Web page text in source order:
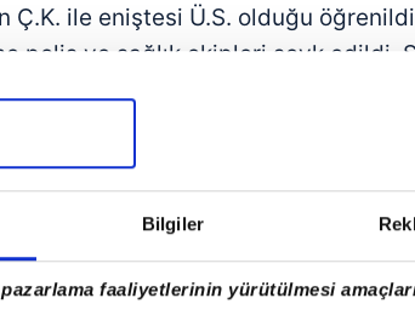
Bilgiler
faaliyetlerinin yürütülmesi
Ç.K. ile eniştesi Ü.S. olduğu
polis ve sağlık ekipleri sevk edildi.
yapılan yaralı şahıs